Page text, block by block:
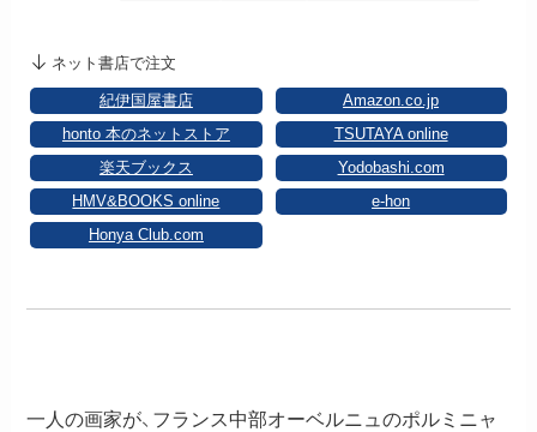
ネット書店で注文
紀伊国屋書店
Amazon.co.jp
honto 本のネットストア
TSUTAYA online
楽天ブックス
Yodobashi.com
HMV&BOOKS online
e-hon
Honya Club.com
一人の画家が、フランス中部オーベルニュのポルミニャ